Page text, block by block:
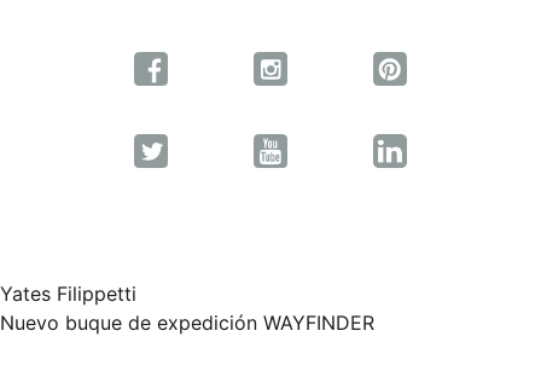
Navegación
Yates Filippetti
Nuevo buque de expedición WAYFINDER